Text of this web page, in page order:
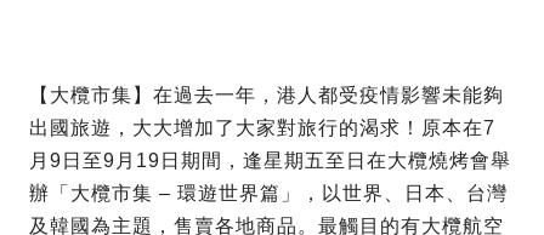
【大欖市集】在過去一年，港人都受疫情影響未能夠
出國旅遊，大大增加了大家對旅行的渴求！原本在7
月9日至9月19日期間，逢星期五至日在大欖燒烤會舉
辦「大欖市集 – 環遊世界篇」，以世界、日本、台灣
及韓國為主題，售賣各地商品。最觸目的有大欖航空